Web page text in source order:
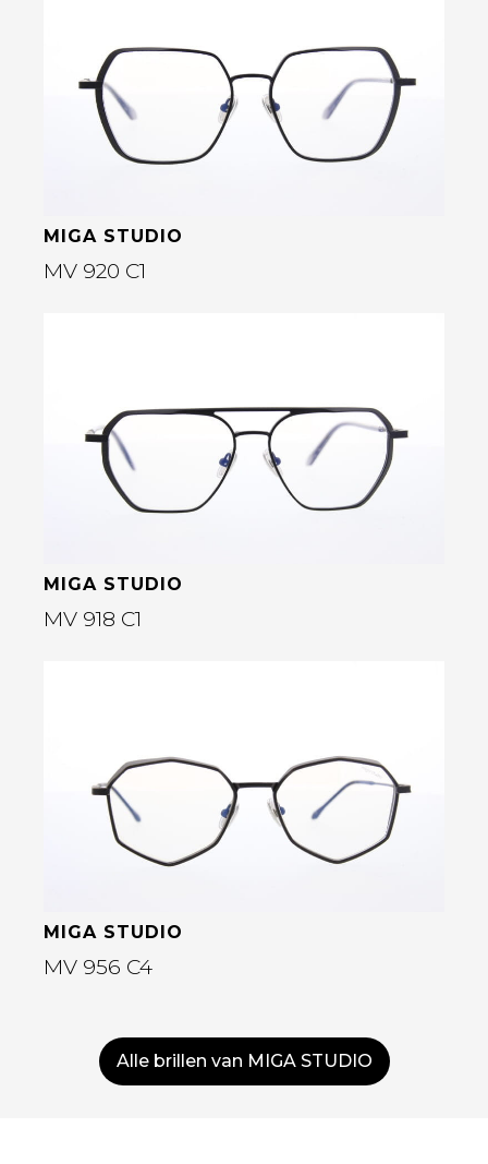
MIGA STUDIO
MV 920 C1
MIGA STUDIO
MV 918 C1
MIGA STUDIO
MV 956 C4
Alle brillen van MIGA STUDIO